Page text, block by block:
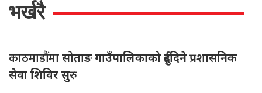
भर्खरै
काठमाडौंमासोताङ गाउँपालिकाको दुईदिने प्रशासनिक
सेवा शिविर सुरु